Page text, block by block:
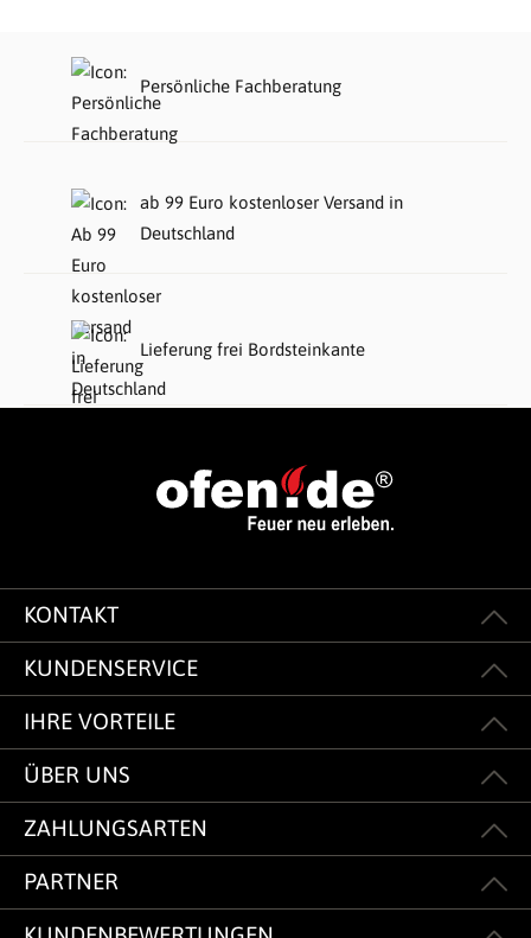
Persönliche Fachberatung
ab 99 Euro kostenloser Versand in
Deutschland
Lieferung frei Bordsteinkante
KONTAKT
KUNDENSERVICE
IHRE VORTEILE
ÜBER UNS
ZAHLUNGSARTEN
PARTNER